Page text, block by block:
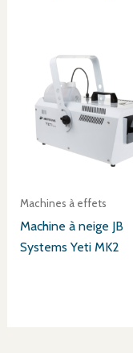
Machines à effets
Machine à neige JB
Systems Yeti MK2